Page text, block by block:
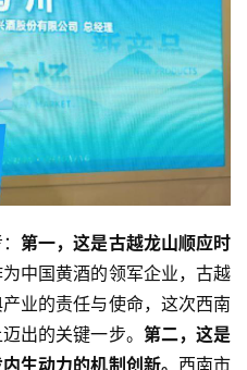
第一，这是古越龙山顺应时
中国黄酒的领军企业，古越
业的责任与使命，这次西南
出的关键一步。 第二，这是
生动力的机制创新。 西南市